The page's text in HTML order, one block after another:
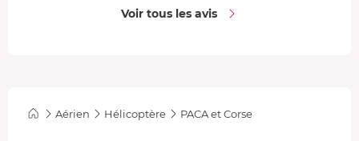
Voir tous les avis
Aérien Hélicoptère PACA et Corse